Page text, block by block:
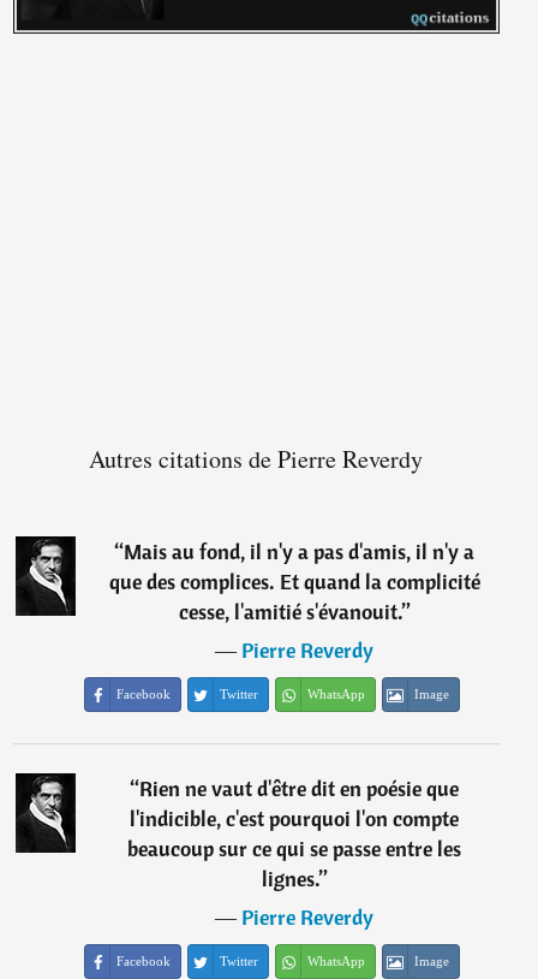
Autres citations de Pierre Reverdy
“Mais au fond, il n'y a pas d'amis, il n'y a
que des complices. Et quand la complicité
cesse, l'amitié s'évanouit.”
―Pierre Reverdy
Facebook Twitter WhatsApp Image
“Rien ne vaut d'être dit en poésie que
l'indicible, c'est pourquoi l'on compte
beaucoup sur ce qui se passe entre les
lignes.”
―Pierre Reverdy
Facebook Twitter WhatsApp Image